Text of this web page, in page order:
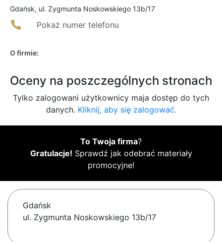
Gdańsk, ul. Zygmunta Noskowskiego 13b/17
Pokaż numer telefonu
O firmie:
Oceny na poszczególnych stronach
Tylko zalogowani użytkownicy maja dostęp do tych
danych. Kliknij, aby się zalogować.
To Twoja firma?
Gratulacje! Sprawdź jak odebrać materiały
promocyjne!
Gdańsk
ul. Zygmunta Noskowskiego 13b/17